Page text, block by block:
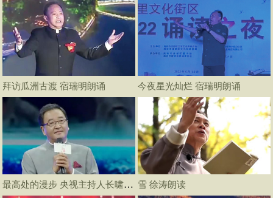
拜访瓜洲古渡 宿瑞明朗诵 今夜星光灿烂 宿瑞明朗诵
最高处的漫步 央视主持人长啸朗诵 雪 徐涛朗读